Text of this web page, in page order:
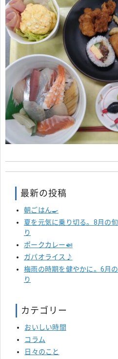
最新の投稿
朝ごはん🍳
夏を元気に乗り切る。8月の
り
ポークカレー🍛
ガパオライス♪
梅雨の時期を健やかに。6月
り
カテゴリー
おいしい時間
コラム
日々のこと